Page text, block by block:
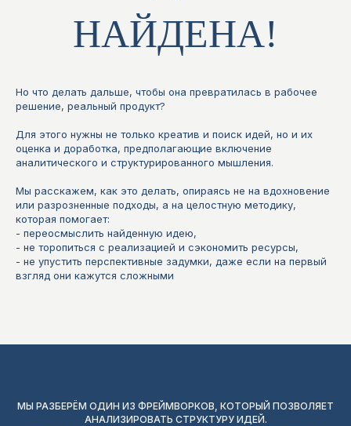
НАЙДЕНА!
Но что делать дальше, чтобы она превратилась в рабочее
решение, реальный продукт?
Для этого нужны не только креатив и поиск идей, но и их
оценка и доработка, предполагающие включение
аналитического и структурированного мышления.
Мы расскажем, как это делать, опираясь не на вдохновение
или разрозненные подходы, а на целостную методику,
которая помогает:
- переосмыслить найденную идею,
- не торопиться с реализацией и сэкономить ресурсы,
- не упустить перспективные задумки, даже если на первый
взгляд они кажутся сложными
МЫ РАЗБЕРЁМ ОДИН ИЗ ФРЕЙМВОРКОВ, КОТОРЫЙ ПОЗВОЛЯЕТ
АНАЛИЗИРОВАТЬ СТРУКТУРУ ИДЕЙ.